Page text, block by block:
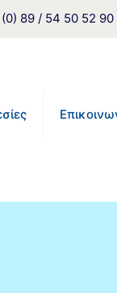
89 / 54 50 52 90